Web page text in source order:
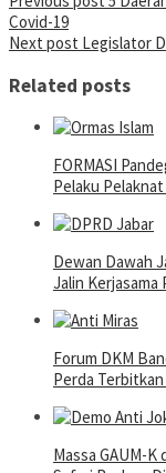
navigation
Covid-19
Next post Legislator
Related posts
FORMASI
Pelaku
Dewan Dawah
Jalin Kerjasama
Forum DKM
Perda
Massa GAUM-